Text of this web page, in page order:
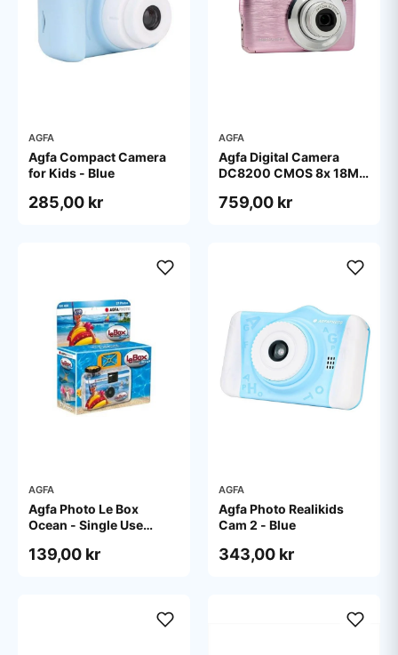
AGFA
Agfa Compact Camera
for Kids - Blue
285,00 kr
AGFA
Agfa Digital Camera
DC8200 CMOS 8x 18MP
759,00 kr
AGFA
Agfa Photo Le Box
Ocean - Single Use
139,00 kr
AGFA
Agfa Photo Realikids
Cam 2 - Blue
343,00 kr